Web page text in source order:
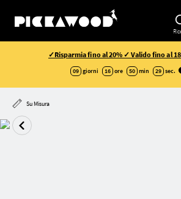
✓Risparmia fino al 20% ✓ Valido fino al
09 giorni 16 ore 50 min 28 sec.
Su Misura